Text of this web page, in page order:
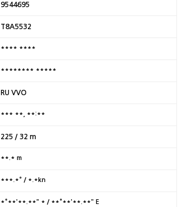
9544695
T8A5532
**** ****
******** *****
RU VVO
*** **, **:**
225 / 32 m
**.* m
***.*° / *.*kn
*°**'**.**" * / **°**'**.**" E